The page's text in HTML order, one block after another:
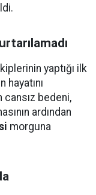
yaptığı ilk
hayatını
cansız bedeni,
ardından
morguna